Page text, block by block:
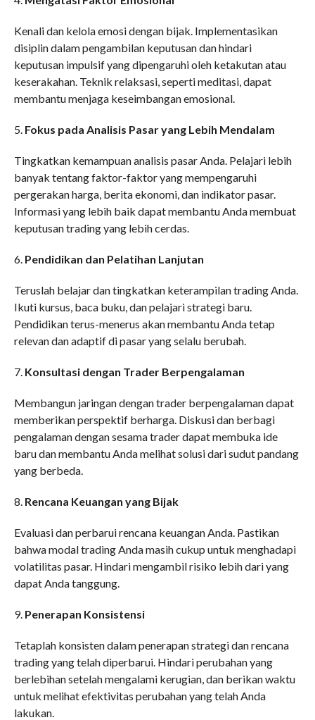
Kenali dan kelola emosi dengan bijak. Implementasikan
disiplin dalam pengambilan keputusan dan hindari
keputusan impulsif yang dipengaruhi oleh ketakutan atau
keserakahan. Teknik relaksasi, seperti meditasi, dapat
membantu menjaga keseimbangan emosional.
5. Fokus pada Analisis Pasar yang Lebih Mendalam
Tingkatkan kemampuan analisis pasar Anda. Pelajari lebih
banyak tentang faktor-faktor yang mempengaruhi
pergerakan harga, berita ekonomi, dan indikator pasar.
Informasi yang lebih baik dapat membantu Anda membuat
keputusan trading yang lebih cerdas.
6. Pendidikan dan Pelatihan Lanjutan
Teruslah belajar dan tingkatkan keterampilan trading Anda.
Ikuti kursus, baca buku, dan pelajari strategi baru.
Pendidikan terus-menerus akan membantu Anda tetap
relevan dan adaptif di pasar yang selalu berubah.
7. Konsultasi dengan Trader Berpengalaman
Membangun jaringan dengan trader berpengalaman dapat
memberikan perspektif berharga. Diskusi dan berbagi
pengalaman dengan sesama trader dapat membuka ide
baru dan membantu Anda melihat solusi dari sudut pandang
yang berbeda.
8. Rencana Keuangan yang Bijak
Evaluasi dan perbarui rencana keuangan Anda. Pastikan
bahwa modal trading Anda masih cukup untuk menghadapi
volatilitas pasar. Hindari mengambil risiko lebih dari yang
dapat Anda tanggung.
9. Penerapan Konsistensi
Tetaplah konsisten dalam penerapan strategi dan rencana
trading yang telah diperbarui. Hindari perubahan yang
berlebihan setelah mengalami kerugian, dan berikan waktu
untuk melihat efektivitas perubahan yang telah Anda
lakukan.